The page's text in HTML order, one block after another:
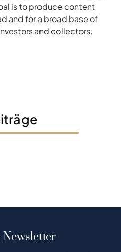
is to produce content
and for a broad base of
and collectors.